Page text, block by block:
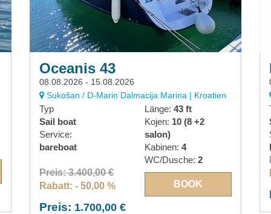
Oceanis 43
08.08.2026 - 15.08.2026
Sukošan / D-Marin Dalmacija Marina | Kroatien
Typ
Sail boat
Service:
bareboat
Länge: 43 ft
Kojen: 10 (8 +2
salon)
Kabinen: 4
WC/Dusche: 2
Preis: 3.400,00 €
Rabatt: - 50,00 %
Preis: 1.700,00 €
BOOK